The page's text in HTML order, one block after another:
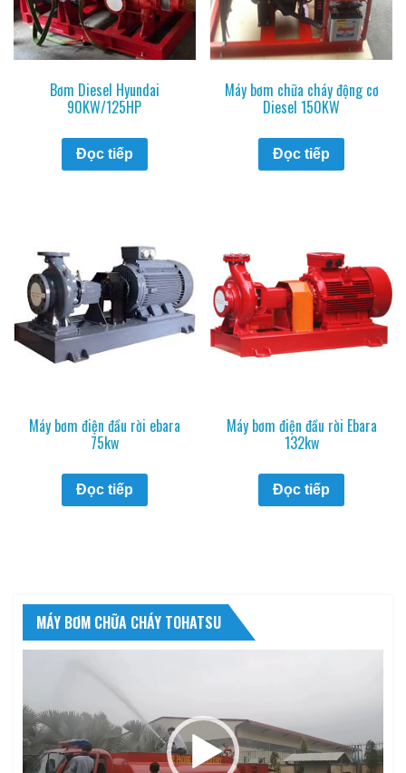
Bơm Diesel Hyundai
90KW/125HP
Đọc tiếp
Máy bơm chữa cháy động cơ
Diesel 150KW
Đọc tiếp
Máy bơm điện đầu rời ebara
75kw
Đọc tiếp
Máy bơm điện đầu rời Ebara
132kw
Đọc tiếp
MÁY BƠM CHỮA CHÁY TOHATSU
Video